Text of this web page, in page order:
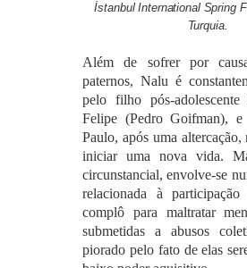
İstanbul International Spring
Turquia.
Além de sofrer por
paternos, Nalu é
pelo filho pós-
Felipe (Pedro Goifman),
Paulo, após uma altercação,
iniciar uma nova vida.
circunstancial, envolve-se
relacionada à
complô para maltratar
submetidas a abusos
piorado pelo fato de elas